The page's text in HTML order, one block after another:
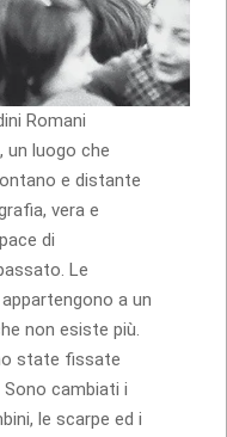
Romani
un luogo che
e distante
vera e
di
Le
a un
non esiste più.
state fissate
cambiati i
le scarpe ed i